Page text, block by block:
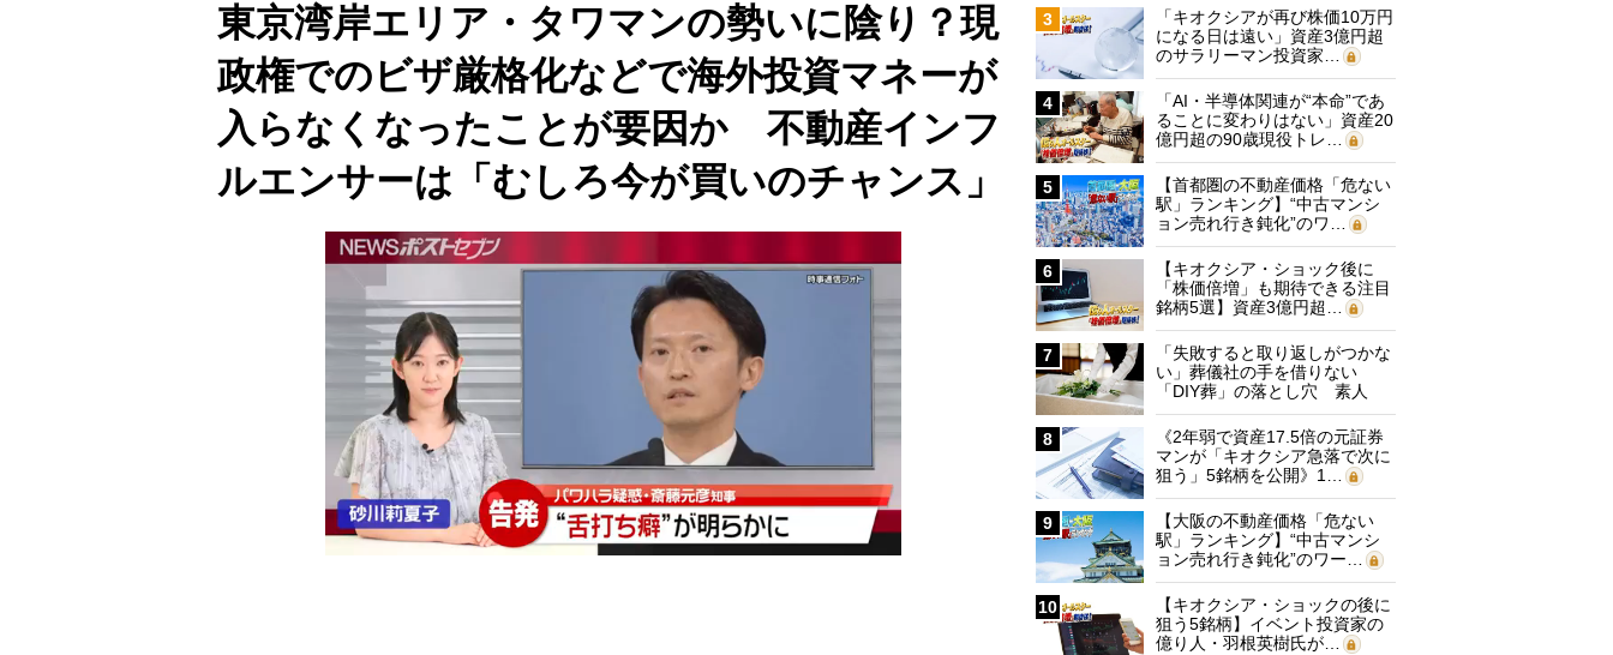
東京湾岸エリア・タワマンの勢いに陰り？現
政権でのビザ厳格化などで海外投資マネーが
入らなくなったことが要因か 不動産インフ
ルエンサーは「むしろ今が買いのチャンス」
3
「キオクシアが再び株価10万円
になる日は遠い」資産3億円超
のサラリーマン投資家…
4
「AI・半導体関連が“本命”であ
ることに変わりはない」資産20
億円超の90歳現役トレ…
5
【首都圏の不動産価格「危ない
駅」ランキング】“中古マンシ
ョン売れ行き鈍化”のワ…
6
【キオクシア・ショック後に
「株価倍増」も期待できる注目
銘柄5選】資産3億円超…
7
「失敗すると取り返しがつかな
い」葬儀社の手を借りない
「DIY葬」の落とし穴 素人
に…
8
《2年弱で資産17.5倍の元証券
マンが「キオクシア急落で次に
狙う」5銘柄を公開》1…
9
【大阪の不動産価格「危ない
駅」ランキング】“中古マンシ
ョン売れ行き鈍化”のワー…
10
【キオクシア・ショックの後に
狙う5銘柄】イベント投資家の
億り人・羽根英樹氏が…